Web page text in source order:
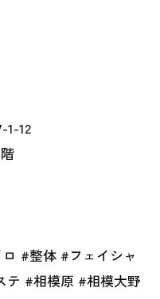
1-12
#整体 #フェイシャ
テ #相模原 #相模大野